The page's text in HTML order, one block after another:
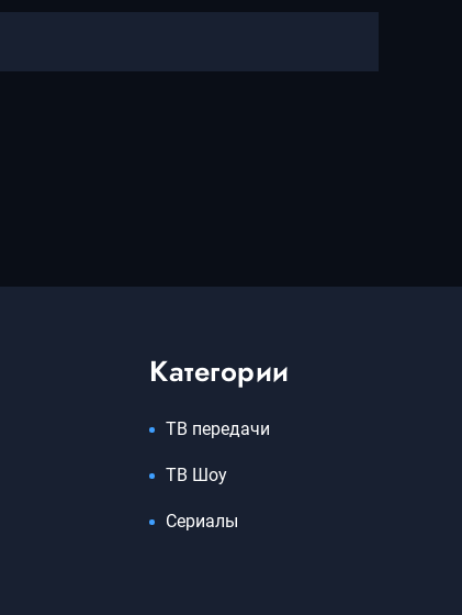
Категории
ТВ передачи
ТВ Шоу
Сериалы